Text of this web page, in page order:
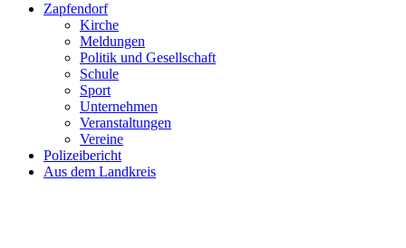
Zapfendorf
Kirche
Meldungen
Politik und Gesellschaft
Schule
Sport
Unternehmen
Veranstaltungen
Vereine
Polizeibericht
Aus dem Landkreis